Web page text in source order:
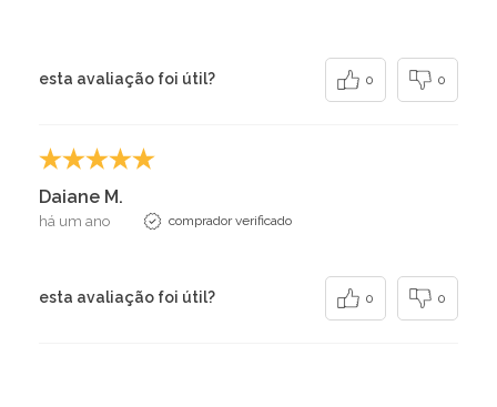
esta avaliação foi útil? 0 0
Daiane M.
há um ano comprador verificado
esta avaliação foi útil? 0 0